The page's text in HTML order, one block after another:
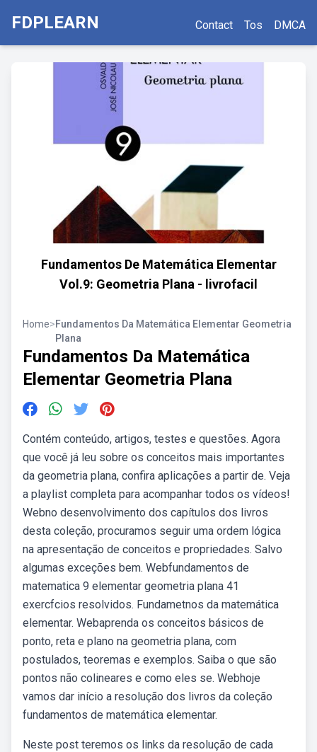
FDPLEARN Contact Tos DMCA
Fundamentos De Matemática Elementar
Vol.9: Geometria Plana - livrofacil
Home>Fundamentos Da Matemática Elementar Geometria
Plana
Fundamentos Da Matemática
Elementar Geometria Plana
Contém conteúdo, artigos, testes e questões. Agora
que você já leu sobre os conceitos mais importantes
da geometria plana, confira aplicações a partir de. Veja
a playlist completa para acompanhar todos os vídeos!
Webno desenvolvimento dos capítulos dos livros
desta coleção, procuramos seguir uma ordem lógica
na apresentação de conceitos e propriedades. Salvo
algumas exceções bem. Webfundamentos de
matematica 9 elementar geometria plana 41
exercfcios resolvidos. Fundametnos da matemática
elementar. Webaprenda os conceitos básicos de
ponto, reta e plano na geometria plana, com
postulados, teoremas e exemplos. Saiba o que são
pontos não colineares e como eles se. Webhoje
vamos dar início a resolução dos livros da coleção
fundamentos de matemática elementar.
Neste post teremos os links da resolução de cada